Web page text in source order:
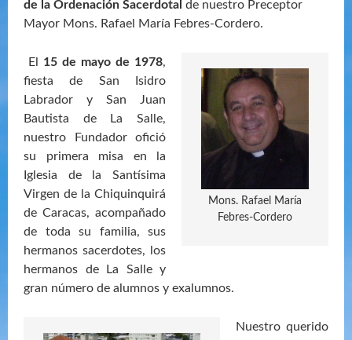
de la Ordenación Sacerdotal de nuestro Preceptor
Mayor Mons. Rafael María Febres-Cordero.
Mons. Rafael María
Febres-Cordero
El 15 de mayo de 1978,
fiesta de San Isidro
Labrador y San Juan
Bautista de La Salle,
nuestro Fundador ofició
su primera misa en la
Iglesia de la Santísima
Virgen de la Chiquinquirá
de Caracas, acompañado
de toda su familia, sus
hermanos sacerdotes, los
hermanos de La Salle y
gran número de alumnos y exalumnos.
Nuestro querido